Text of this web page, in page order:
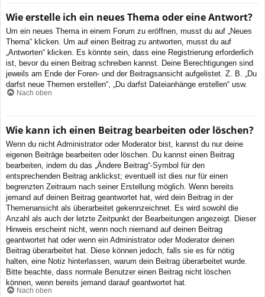
Wie erstelle ich ein neues Thema oder eine Antwort?
Um ein neues Thema in einem Forum zu eröffnen, musst du auf „Neues
Thema“ klicken. Um auf einen Beitrag zu antworten, musst du auf
„Antworten“ klicken. Es könnte sein, dass eine Registrierung erforderlich
ist, bevor du einen Beitrag schreiben kannst. Deine Berechtigungen sind
jeweils am Ende der Foren- und der Beitragsansicht aufgelistet. Z. B. „Du
darfst neue Themen erstellen“, „Du darfst Dateianhänge erstellen“ usw.
Nach oben
Wie kann ich einen Beitrag bearbeiten oder löschen?
Wenn du nicht Administrator oder Moderator bist, kannst du nur deine
eigenen Beiträge bearbeiten oder löschen. Du kannst einen Beitrag
bearbeiten, indem du das „Ändere Beitrag“-Symbol für den
entsprechenden Beitrag anklickst; eventuell ist dies nur für einen
begrenzten Zeitraum nach seiner Erstellung möglich. Wenn bereits
jemand auf deinen Beitrag geantwortet hat, wird dein Beitrag in der
Themenansicht als überarbeitet gekennzeichnet. Es wird sowohl die
Anzahl als auch der letzte Zeitpunkt der Bearbeitungen angezeigt. Dieser
Hinweis erscheint nicht, wenn noch niemand auf deinen Beitrag
geantwortet hat oder wenn ein Administrator oder Moderator deinen
Beitrag überarbeitet hat. Diese können jedoch, falls sie es für nötig
halten, eine Notiz hinterlassen, warum dein Beitrag überarbeitet wurde.
Bitte beachte, dass normale Benutzer einen Beitrag nicht löschen
können, wenn bereits jemand darauf geantwortet hat.
Nach oben